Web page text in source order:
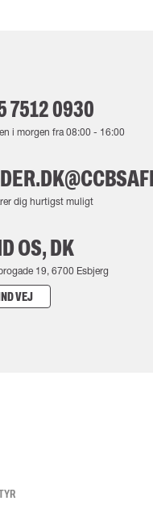
7512 0930
i morgen fra08:00 - 16:00
dig hurtigst muligt
OS, DK
19, 6700 Esbjerg
VEJ